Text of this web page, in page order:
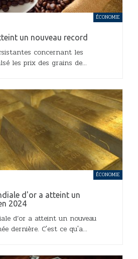
un nouveau record
concernant les
les prix des grains de...
ÉCONOMIE
d'or a atteint un
2024
d’or a atteint un nouveau
dernière. C'est ce qu'a...
ÉCONOMIE